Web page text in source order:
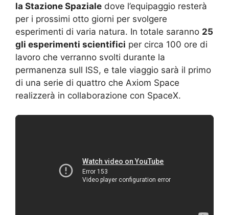
la Stazione Spaziale dove l’equipaggio resterà
per i prossimi otto giorni per svolgere
esperimenti di varia natura. In totale saranno 25
gli esperimenti scientifici per circa 100 ore di
lavoro che verranno svolti durante la
permanenza sull ISS, e tale viaggio sarà il primo
di una serie di quattro che Axiom Space
realizzerà in collaborazione con SpaceX.